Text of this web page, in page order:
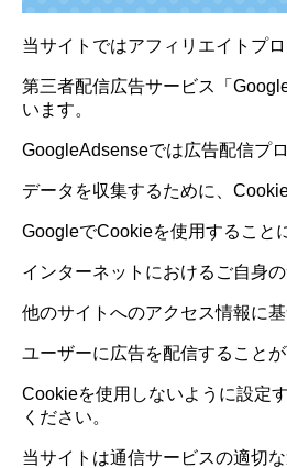
当サイトではアフィリエイトプ
第三者配信広告サービス「
います。
GoogleAdsenseでは広告配信プ
データを収集するために、
GoogleでCookieを使用すること
インターネットにおけるご自身
他のサイトへのアクセス情報に
ユーザーに広告を配信することが
Cookieを使用しないように設定
ください。
当サイトは通信サービスの適切